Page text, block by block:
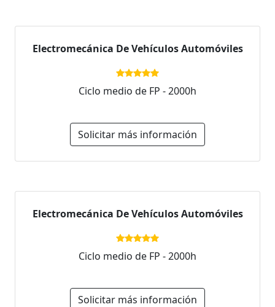
Electromecánica De Vehículos Automóviles
Ciclo medio de FP - 2000h
Solicitar más información
Electromecánica De Vehículos Automóviles
Ciclo medio de FP - 2000h
Solicitar más información